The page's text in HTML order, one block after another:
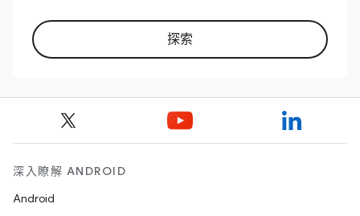
探索
深入瞭解 ANDROID
Android